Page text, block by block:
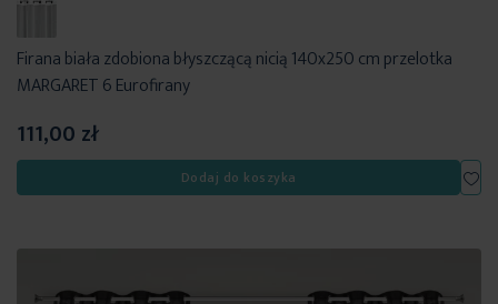
Firana biała zdobiona błyszczącą nicią 140x250 cm przelotka
MARGARET 6 Eurofirany
111,00 zł
Dodaj do koszyka